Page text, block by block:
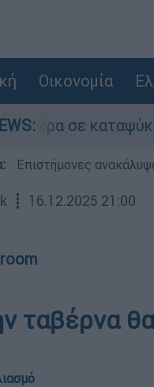
Οικονομία
σε καταψύκτη
Επιστήμονες
┋ 16.12.2025 21:00
ταβέρνα